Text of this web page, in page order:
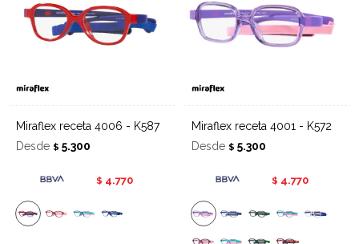
Miraflex receta 4006 - K587
Desde $ 5.300
$ 4.770
Miraflex receta 4001 - K572
Desde $ 5.300
$ 4.770